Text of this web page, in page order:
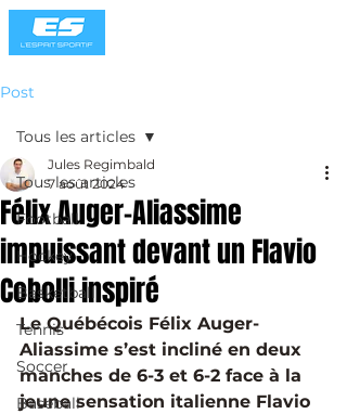
Post
Tous les articles
Football
Hockey
Basketball
Tennis
Soccer
Baseball
Tous les articles
Félix Auger-Aliassime
impuissant devant un Flavio
Cobolli inspiré
Jules Regimbald
7 août 2024
Le Québécois Félix Auger-
Aliassime s’est incliné en deux
manches de 6-3 et 6-2 face à la
jeune sensation italienne Flavio